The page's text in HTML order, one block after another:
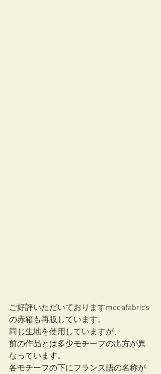
ご好評いただいておりますmodafabrics
の赤箱も再販しています。
同じ生地を使用していますが、
前の作品とは多少モチーフの出方が異
なっています。
各モチーフの下にフランス語の名称が